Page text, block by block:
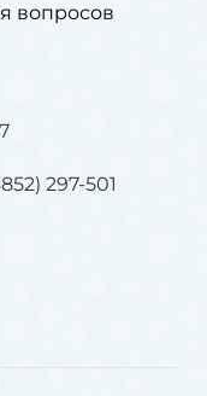
вопросов
297-501